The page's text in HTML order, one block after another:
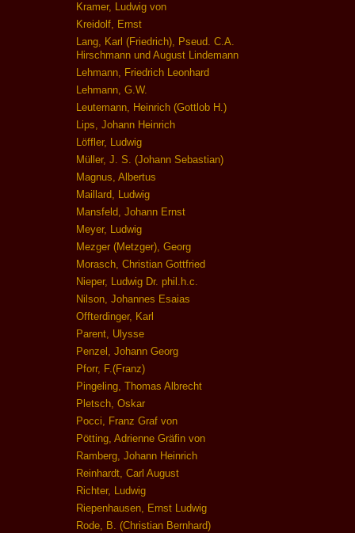
Kramer, Ludwig von
Kreidolf, Ernst
Lang, Karl (Friedrich), Pseud. C.A.
Hirschmann und August Lindemann
Lehmann, Friedrich Leonhard
Lehmann, G.W.
Leutemann, Heinrich (Gottlob H.)
Lips, Johann Heinrich
Löffler, Ludwig
Müller, J. S. (Johann Sebastian)
Magnus, Albertus
Maillard, Ludwig
Mansfeld, Johann Ernst
Meyer, Ludwig
Mezger (Metzger), Georg
Morasch, Christian Gottfried
Nieper, Ludwig Dr. phil.h.c.
Nilson, Johannes Esaias
Offterdinger, Karl
Parent, Ulysse
Penzel, Johann Georg
Pforr, F.(Franz)
Pingeling, Thomas Albrecht
Pletsch, Oskar
Pocci, Franz Graf von
Pötting, Adrienne Gräfin von
Ramberg, Johann Heinrich
Reinhardt, Carl August
Richter, Ludwig
Riepenhausen, Ernst Ludwig
Rode, B. (Christian Bernhard)